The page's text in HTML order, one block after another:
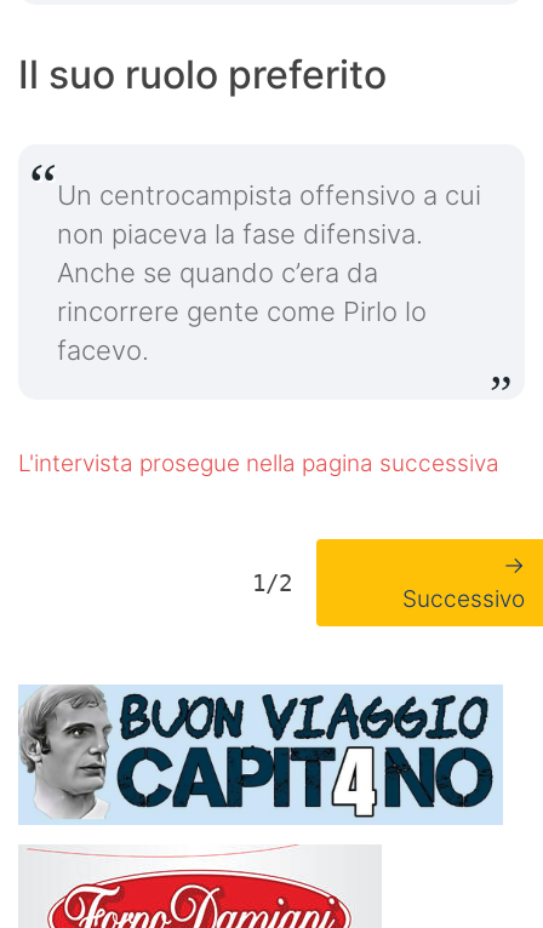
Il suo ruolo preferito
Un centrocampista offensivo a cui
non piaceva la fase difensiva.
Anche se quando c’era da
rincorrere gente come Pirlo lo
facevo.
L'intervista prosegue nella pagina successiva
1/2
→
Successivo